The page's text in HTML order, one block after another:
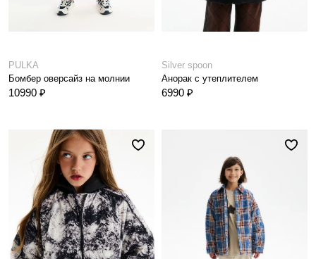
PULKA
Бомбер оверсайз на молнии
10990 ₽
Silver spoon
Анорак с утеплителем
6990 ₽